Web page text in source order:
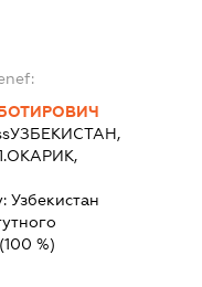
УЗБЕКИСТАН,
Узбекистан
(100 %)